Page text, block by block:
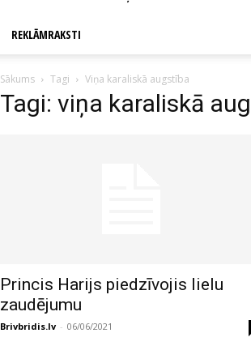
REKLĀMRAKSTI
Sākums Tagi Viņa karaliskā augstība
Tagi: viņa karaliskā
Princis Harijs piedzīvojis lielu
zaudējumu
Brivbridis.lv - 06/06/2021